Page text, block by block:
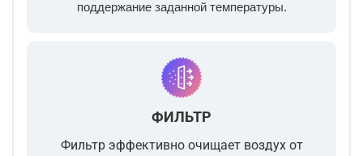
поддержание заданной температуры.
ФИЛЬТР
Фильтр эффективно очищает воздух от